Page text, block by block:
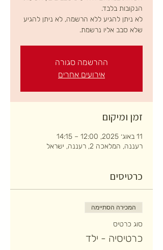
לא ניתן להגיע ללא הרשמה, לא ניתן להגיע
שלא סבב אליו נרשמת.
ההרשמה סגורה
אירועים אחרים
זמן ומיקום
11 באוג׳ 2025, 12:00 – 14:15
רעננה, המלאכה 2, רעננה, ישראל
כרטיסים
המכירה הסתיימה
סוג כרטיס
כרטיסיה - ילד